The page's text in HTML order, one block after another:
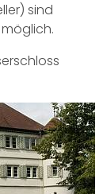
sind